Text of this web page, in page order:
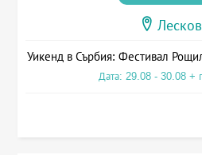
Уикенд в Сърбия: Фестивал
Дата: 29.08 - 30.08 +